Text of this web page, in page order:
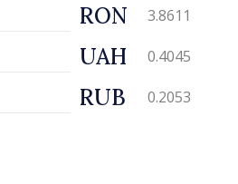
RON 3.8611
UAH 0.4045
RUB 0.2053